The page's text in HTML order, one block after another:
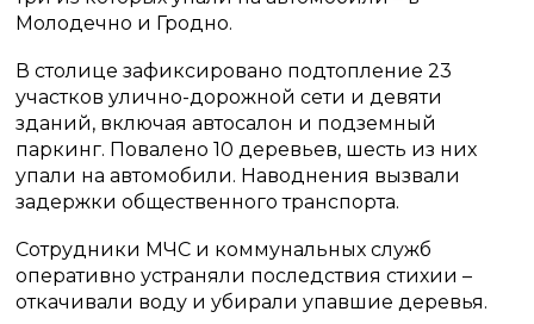
Молодечно и Гродно.
В столице зафиксировано подтопление 23
участков улично-дорожной сети и девяти
зданий, включая автосалон и подземный
паркинг. Повалено 10 деревьев, шесть из них
упали на автомобили. Наводнения вызвали
задержки общественного транспорта.
Сотрудники МЧС и коммунальных служб
оперативно устраняли последствия стихии –
откачивали воду и убирали упавшие деревья.